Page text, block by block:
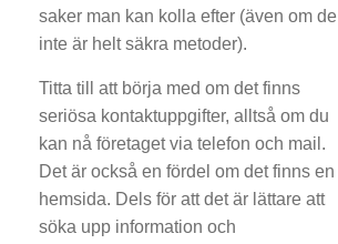
saker man kan kolla efter (även om de
inte är helt säkra metoder).
Titta till att börja med om det finns
seriösa kontaktuppgifter, alltså om du
kan nå företaget via telefon och mail.
Det är också en fördel om det finns en
hemsida. Dels för att det är lättare att
söka upp information och